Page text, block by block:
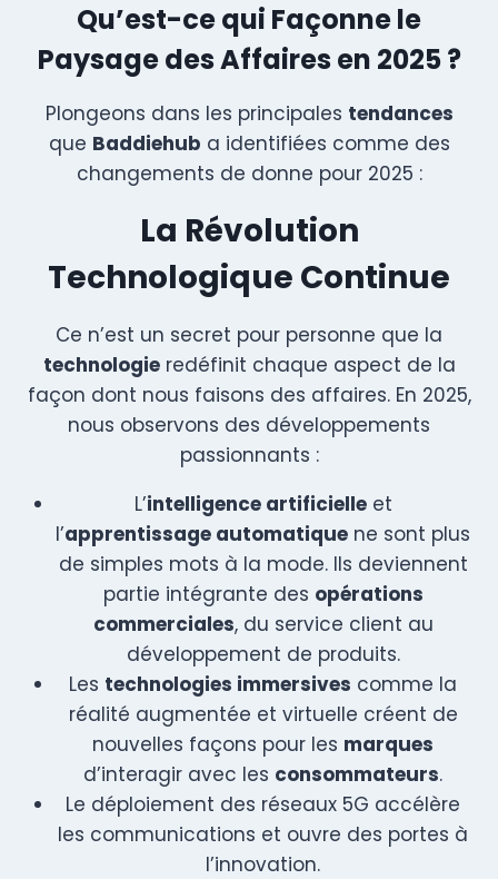
Qu’est-ce qui Façonne le
Paysage des Affaires en 2025 ?
Plongeons dans les principales tendances
que Baddiehub a identifiées comme des
changements de donne pour 2025 :
La Révolution
Technologique Continue
Ce n’est un secret pour personne que la
technologieredéfinit chaque aspect de la
façon dont nous faisons des affaires. En 2025,
nous observons des développements
passionnants :
L’intelligence artificielleet
l’apprentissage automatique ne sont plus
de simples mots à la mode. Ils deviennent
partie intégrante des opérations
commerciales, du service client au
développement de produits.
Les technologies immersives comme la
réalité augmentée et virtuelle créent de
nouvelles façons pour les marques
d’interagir avec les consommateurs.
Le déploiement des réseaux 5G accélère
les communications et ouvre des portes à
l’innovation.